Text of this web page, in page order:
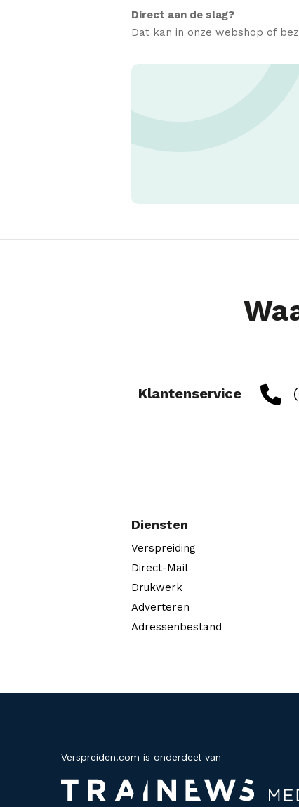
Direct aan de slag?
Dat kan in onze webshop of
Klantenservice
Diensten
Verspreiding
Direct-Mail
Drukwerk
Adverteren
Adressenbestand
Verspreiden.com is onderdeel van